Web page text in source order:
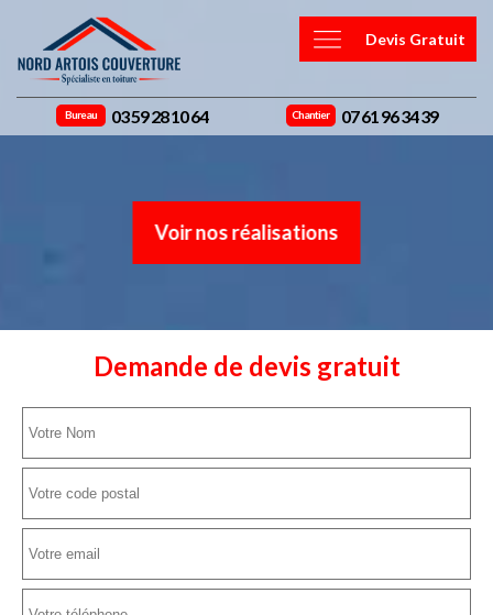
Devis Gratuit
Bureau 03 59 28 10 64 Chantier 07 61 96 34 39
Voir nos réalisations
Demande de devis gratuit